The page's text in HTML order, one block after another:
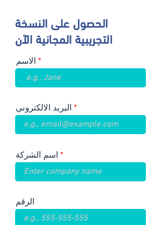
الحصول على النسخة
التجريبية المجانية الآن
الاسم
البريد الالكتروني
اسم الشركة
الرقم